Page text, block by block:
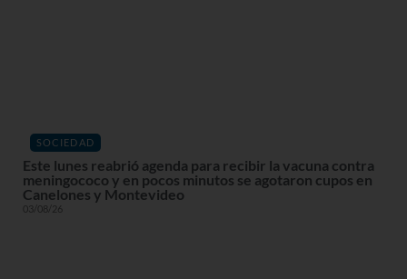
SOCIEDAD
Este lunes reabrió agenda para recibir la vacuna contra
meningococo y en pocos minutos se agotaron cupos en
Canelones y Montevideo
03/08/26